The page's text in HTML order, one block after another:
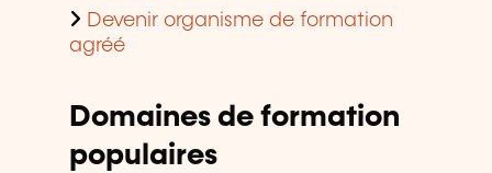
Devenir organisme de formation
agréé
Domaines de formation
populaires